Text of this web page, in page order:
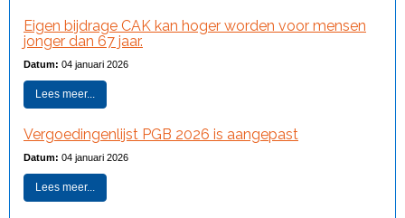
Eigen bijdrage CAK kan hoger worden voor mensen
jonger dan 67 jaar.
Datum: 04 januari 2026
Lees meer...
Vergoedingenlijst PGB 2026 is aangepast
Datum: 04 januari 2026
Lees meer...